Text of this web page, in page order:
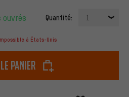
ouvrés Quantité: 1
à États-Unis
panier